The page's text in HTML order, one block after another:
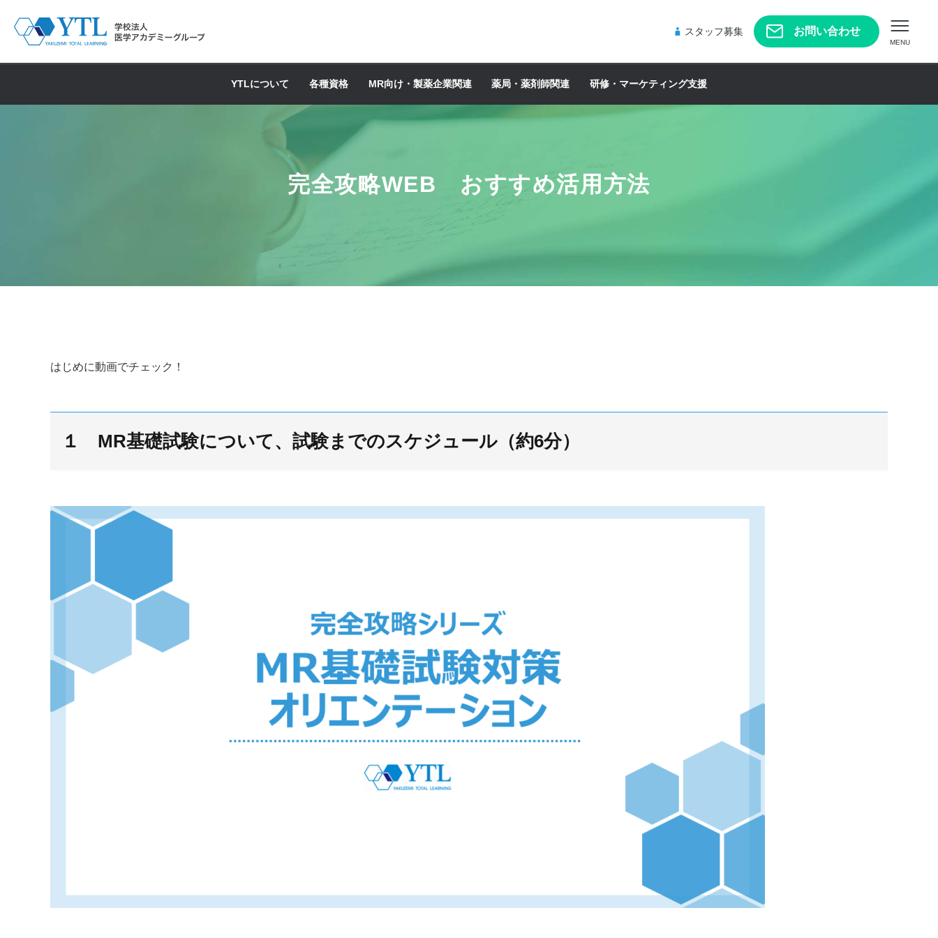
スタッフ募集 お問い合わせ
MENU
YTLについて 各種資格 MR向け・製薬企業関連 薬局・薬剤師関連 研修・マーケティング支援
完全攻略WEB おすすめ活用方法
はじめに動画でチェック！
１ MR基礎試験について、試験までのスケジュール（約6分）